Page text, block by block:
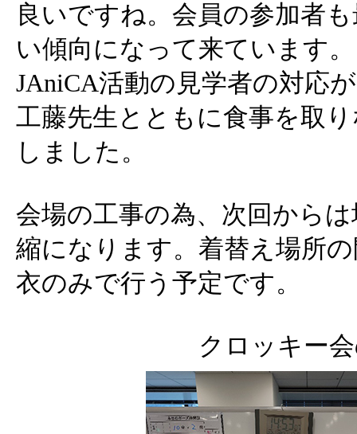
良いですね。会員の参加者
い傾向になって来ています。
JAniCA活動の見学者の対応
工藤先生とともに食事を取
しました。
会場の工事の為、次回から
縮になります。着替え場所
衣のみで行う予定です。
クロッキー